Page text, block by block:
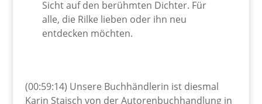
Sicht auf den berühmten Dichter. Für
alle, die Rilke lieben oder ihn neu
entdecken möchten.
(00:59:14) Unsere Buchhändlerin ist diesmal
Karin Staisch von der Autorenbuchhandlung in